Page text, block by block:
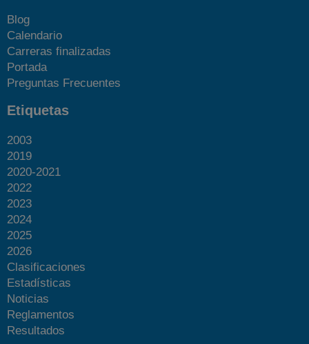
Blog
Calendario
Carreras finalizadas
Portada
Preguntas Frecuentes
Etiquetas
2003
2019
2020-2021
2022
2023
2024
2025
2026
Clasificaciones
Estadísticas
Noticias
Reglamentos
Resultados